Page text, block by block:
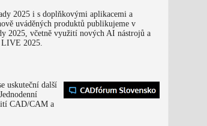
2025 i s doplňkovými aplikacemi a
uváděných produktů publikujeme v
2025, včetně využití nových AI nástrojů a
LIVE 2025.
uskuteční další
CAD/CAM a